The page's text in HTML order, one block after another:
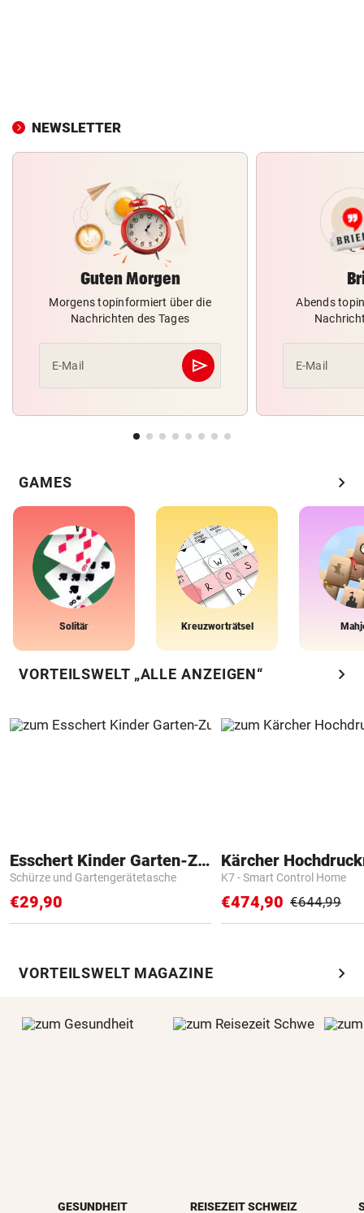
NEWSLETTER
Guten Morgen
Morgens topinformiert über die
Nachrichten des Tages
E-Mail send
Abschicken
Abends
E-Mail
GAMES chevron_right
Solitär Kreuzworträtsel
VORTEILSWELT „ALLE ANZEIGEN“ chevron_right
Esschert Kinder Garten-Zubehör
Schürze und Gartengerätetasche
€29,90
Kärcher
K7 - Smart Control Home
€474,90 €644,99
VORTEILSWELT MAGAZINE chevron_right
GESUNDHEIT REISEZEIT SCHWEIZ